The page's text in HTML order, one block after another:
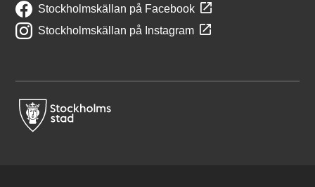
Stockholmskällan på Facebook
Stockholmskällan på Instagram